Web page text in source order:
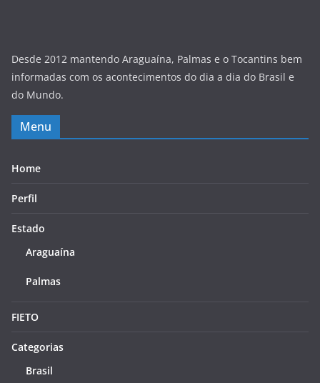
Desde 2012 mantendo Araguaína, Palmas e o Tocantins bem
informadas com os acontecimentos do dia a dia do Brasil e
do Mundo.
Menu
Home
Perfil
Estado
Araguaína
Palmas
FIETO
Categorias
Brasil